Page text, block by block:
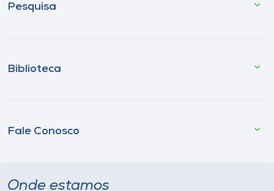
Pesquisa
Biblioteca
Fale Conosco
Onde estamos